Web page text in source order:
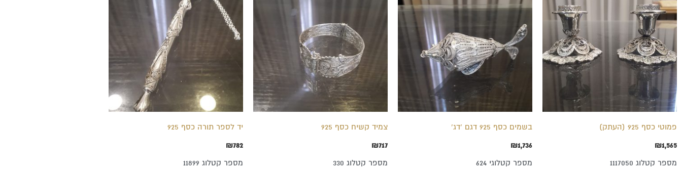
פמוטי כסף 925 (העתק)
₪1,565
מספר קטלוג 1117050
בשמים כסף 925 דגם 'דג'
₪1,736
מספר קטלוגי 624
צמיד קשיח כסף 925
₪717
מספר קטלוג 330
יד לספר תורה כסף 925
₪782
מספר קטלוג 11899